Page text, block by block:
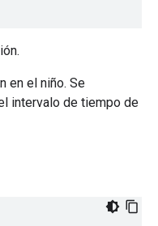
en el niño. Se
intervalo de tiempo de